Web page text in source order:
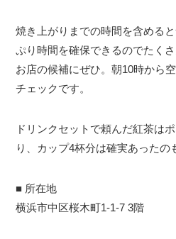
焼き上がりまでの時間を含める
ぷり時間を確保できるのでたく
お店の候補にぜひ。朝10時から
チェックです。
ドリンクセットで頼んだ紅茶は
り、カップ4杯分は確実あったの
■ 所在地
横浜市中区桜木町1-1-7 3階